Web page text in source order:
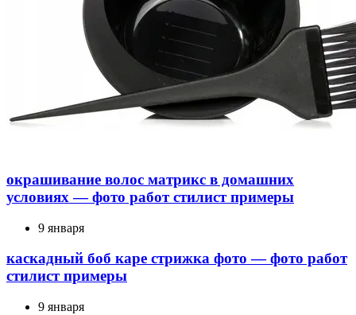
окрашивание волос матрикс в домашних
условиях — фото работ стилист примеры
9 января
каскадный боб каре стрижка фото — фото работ
стилист примеры
9 января